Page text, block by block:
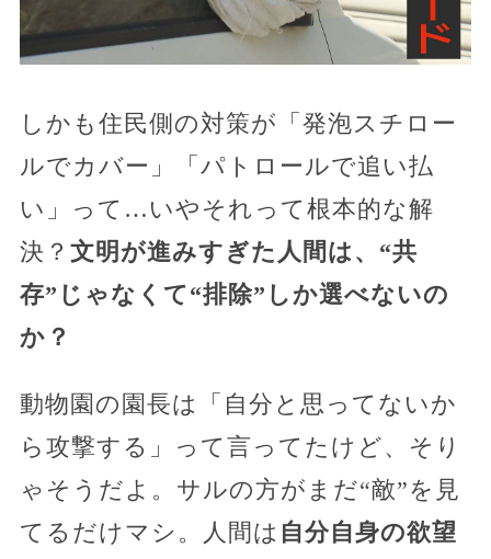
しかも住民側の対策が「発泡スチロー
ルでカバー」「パトロールで追い払
い」って…いやそれって根本的な解
決？ 文明が進みすぎた人間は、“共
存”じゃなくて“排除”しか選べないの
か？
動物園の園長は「自分と思ってないか
ら攻撃する」って言ってたけど、そり
ゃそうだよ。サルの方がまだ“敵”を見
てるだけマシ。人間は 自分自身の欲望